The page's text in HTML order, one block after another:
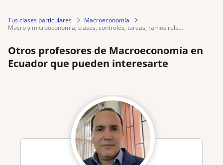
Tus clases particulares
Macroeconomía
macro y microeconomia, clases, controles, tareas, ramos rela...
Otros profesores de Macroeconomía en
Ecuador que pueden interesarte